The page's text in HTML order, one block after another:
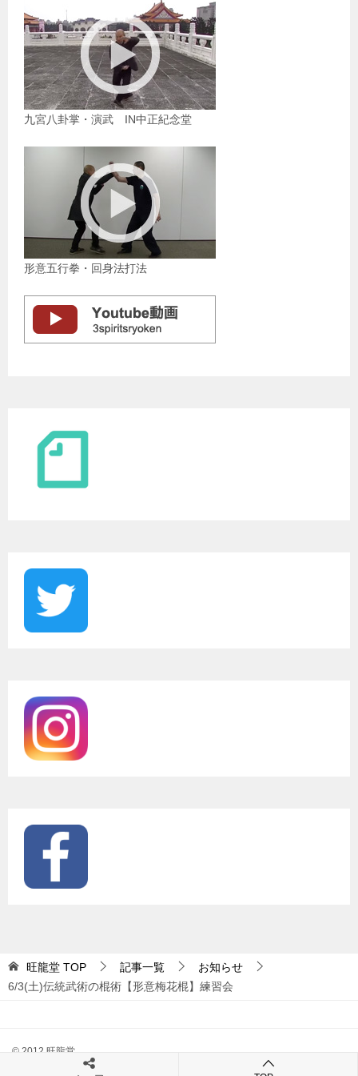
九宮八卦掌・演武 IN中正紀念堂
形意五行拳・回身法打法
旺龍堂 TOP 記事一覧
お知らせ
6/3(土)伝統武術の棍術【形意梅花棍】練習会
© 2012 旺龍堂